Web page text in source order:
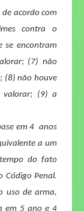
acordo com
contra o
se encontram
(7) não
(8) não houve
valorar; (9) a
em 4 anos
a um
do fato
Código Penal.
uso de arma,
em 5 ano e 4